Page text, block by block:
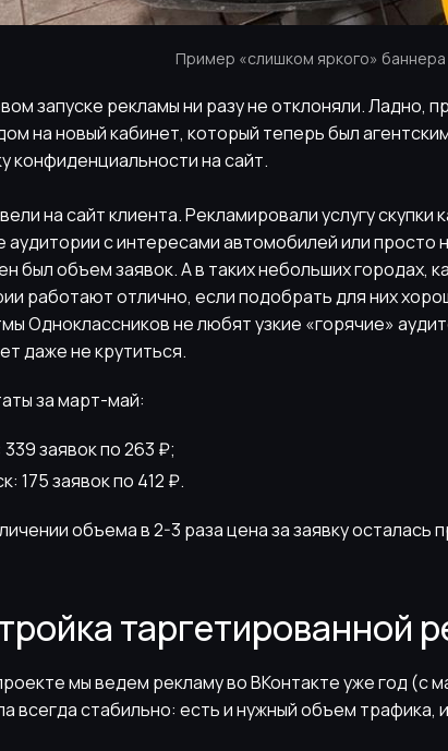
Пример «слишком яркого» баннера
запуске рекламы ни разу не отклоняли. Ладно,
на новый кабинет, который теперь был
конфиденциальности на сайт.
на сайт клиента. Рекламировали услугу скупки
аудитории с интересами автомобилей или просто
был объем заявок. А в таких небольших городах,
работают отлично, если подобрать для них
Одноклассников не любят узкие «горячие»
даже не крутиться.
за март-май:
заявок по 263 ₽;
175 заявок по 412 ₽.
объема в 2-3 раза цена за заявку осталась
таргетированной
мы ведем рекламу во ВКонтакте уже год (с
всегда стабильно: есть и нужный объем трафика,